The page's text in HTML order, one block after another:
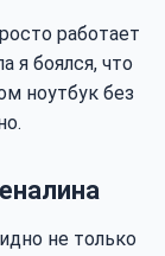
работает
я боялся, что
ноутбук без
не только